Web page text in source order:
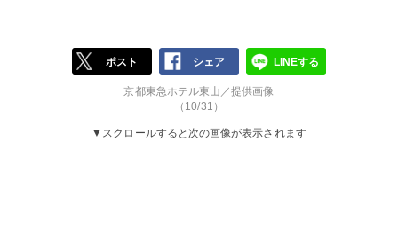
ポスト シェア LINEする
京都東急ホテル東山／提供画像
（10/31）
▼スクロールすると次の画像が表示されます